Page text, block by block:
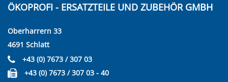
ÖKOPROFI - ERSATZTEILE UND ZUBEHÖR GMBH
Oberharrern 33
4691 Schlatt
+43 (0) 7673 / 307 03
+43 (0) 7673 / 307 03 - 40